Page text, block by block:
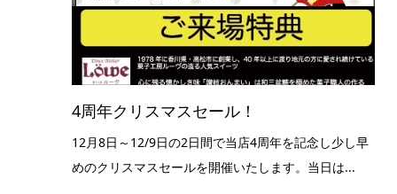
4周年クリスマスセール！
12月8日～12/9日の2日間で当店4周年を記念し少し早
めのクリスマスセールを開催いたします。当日は...